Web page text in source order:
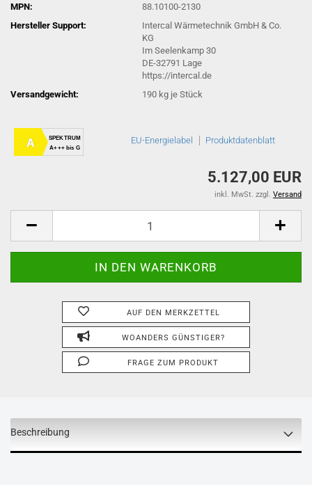
MPN:
88.10100-2130
Hersteller Support:
Intercal Wärmetechnik GmbH & Co.
KG
Im Seelenkamp 30
DE-32791 Lage
https://intercal.de
Versandgewicht:
190 kg je Stück
A
SPEKTRUM
A+++ bis G
EU-Energielabel Produktdatenblatt
5.127,00 EUR
inkl. MwSt. zzgl. Versand
AUF DEN MERKZETTEL
WOANDERS GÜNSTIGER?
FRAGE ZUM PRODUKT
Beschreibung